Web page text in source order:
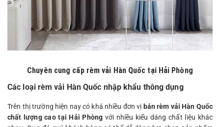
Chuyên cung cấp rèm vải Hàn Quốc tại Hải Phòng
Các loại rèm vải Hàn Quốc nhập khẩu thông dụng
Trên thị trường hiện nay có khá nhiều đơn vị bán rèm vải Hàn Quốc
chất lượng cao tại Hải Phòng với nhiều kiểu dáng chất liệu khác